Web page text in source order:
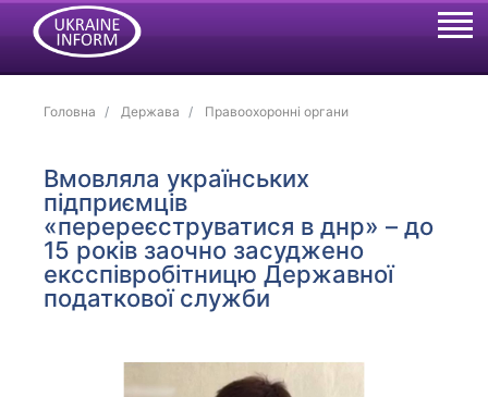
Головна Держава Правоохоронні органи
Вмовляла українських
підприємців
«перереєструватися в днр» – до
15 років заочно засуджено
ексспівробітницю Державної
податкової служби